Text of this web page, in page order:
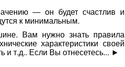
― он будет счастлив и
к минимальным.
Вам нужно знать правила
характеристики своей
и т.д.. Если Вы отнесетесь... ►